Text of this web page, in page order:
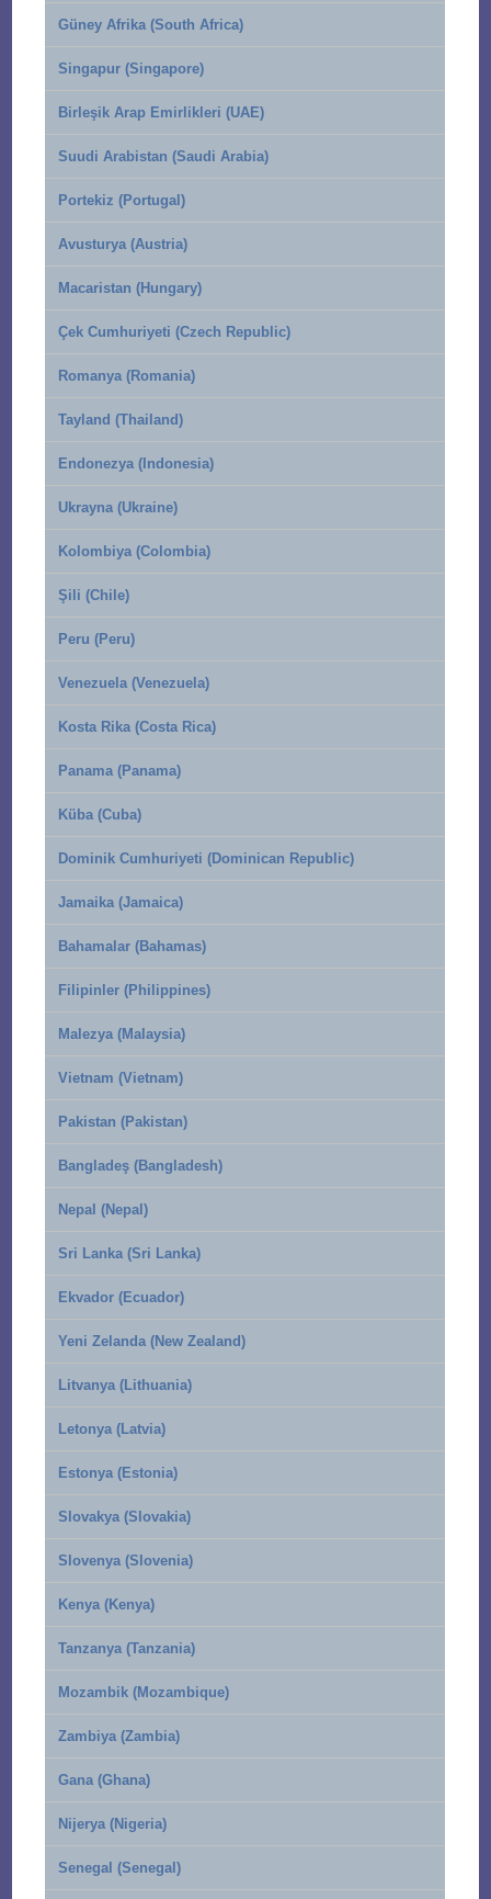
Güney Afrika (South Africa)
Singapur (Singapore)
Birleşik Arap Emirlikleri (UAE)
Suudi Arabistan (Saudi Arabia)
Portekiz (Portugal)
Avusturya (Austria)
Macaristan (Hungary)
Çek Cumhuriyeti (Czech Republic)
Romanya (Romania)
Tayland (Thailand)
Endonezya (Indonesia)
Ukrayna (Ukraine)
Kolombiya (Colombia)
Şili (Chile)
Peru (Peru)
Venezuela (Venezuela)
Kosta Rika (Costa Rica)
Panama (Panama)
Küba (Cuba)
Dominik Cumhuriyeti (Dominican Republic)
Jamaika (Jamaica)
Bahamalar (Bahamas)
Filipinler (Philippines)
Malezya (Malaysia)
Vietnam (Vietnam)
Pakistan (Pakistan)
Bangladeş (Bangladesh)
Nepal (Nepal)
Sri Lanka (Sri Lanka)
Ekvador (Ecuador)
Yeni Zelanda (New Zealand)
Litvanya (Lithuania)
Letonya (Latvia)
Estonya (Estonia)
Slovakya (Slovakia)
Slovenya (Slovenia)
Kenya (Kenya)
Tanzanya (Tanzania)
Mozambik (Mozambique)
Zambiya (Zambia)
Gana (Ghana)
Nijerya (Nigeria)
Senegal (Senegal)